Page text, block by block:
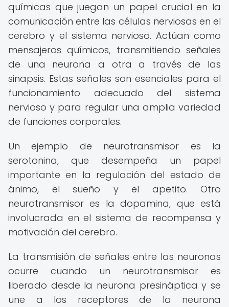
químicas que juegan un papel crucial en la
comunicación entre las células nerviosas en el
cerebro y el sistema nervioso. Actúan como
mensajeros químicos, transmitiendo señales
de una neurona a otra a través de las
sinapsis. Estas señales son esenciales para el
funcionamiento adecuado del sistema
nervioso y para regular una amplia variedad
de funciones corporales.
Un ejemplo de neurotransmisor es la
serotonina, que desempeña un papel
importante en la regulación del estado de
ánimo, el sueño y el apetito. Otro
neurotransmisor es la dopamina, que está
involucrada en el sistema de recompensa y
motivación del cerebro.
La transmisión de señales entre las neuronas
ocurre cuando un neurotransmisor es
liberado desde la neurona presináptica y se
une a los receptores de la neurona